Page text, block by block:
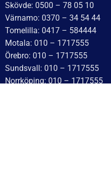
Skövde: 0500 – 78 05 10
Värnamo: 0370 – 34 54 44
Tomelilla: 0417 – 584444
Motala: 010 – 1717555
Örebro: 010 – 1717555
Sundsvall: 010 – 1717555
Norrköping: 010 – 1717555